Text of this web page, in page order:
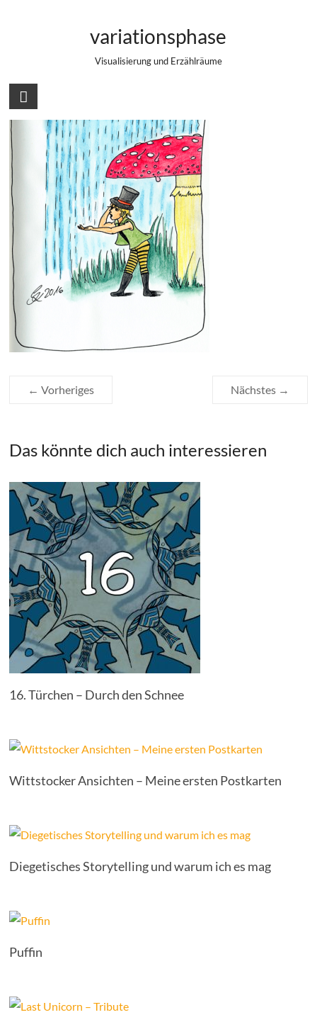
variationsphase
Visualisierung und Erzählräume
#19/365 – Toadstool
← Vorheriges Nächstes →
Das könnte dich auch interessieren
16. Türchen – Durch den Schnee
Wittstocker Ansichten – Meine ersten Postkarten
Diegetisches Storytelling und warum ich es mag
Puffin